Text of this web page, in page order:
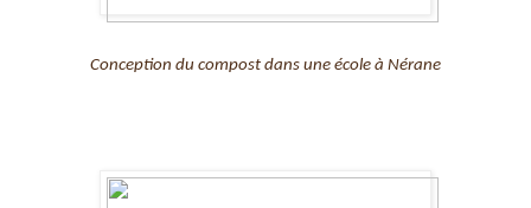
Conception du compost dans une école à Nérane